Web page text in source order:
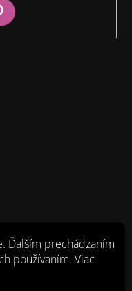
Ďalším prechádzaním
používaním. Viac